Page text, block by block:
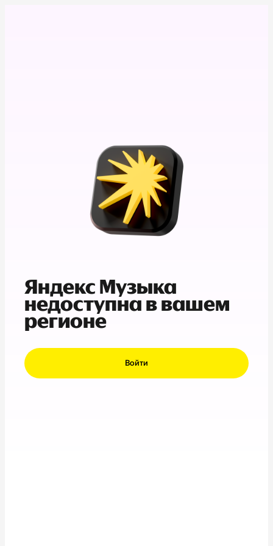
Яндекс Музыка
недоступна в вашем
регионе
Войти